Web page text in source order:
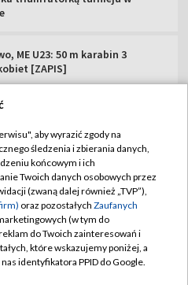
ME U23: 50 m karabin 3
[ZAPIS]
TVP
TVP
TVP
Reklamy
Handlowa
TVP
prywatności
zgody
reklamy
aby wyrazić zgody na
śledzenia i zbierania danych,
końcowym i ich
Twoich danych osobowych przez
(zwaną dalej również „TVP”),
oraz pozostałych Zaufanych
(w tym do
do Twoich zainteresowań i
które wskazujemy poniżej, a
identyfikatora PPID do Google.